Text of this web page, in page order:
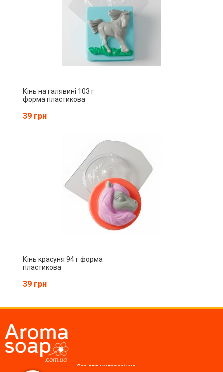
Кінь на галявині 103 г
форма пластикова
39 грн
Кінь красуня 94 г форма
пластикова
39 грн
Все для миловаріння,